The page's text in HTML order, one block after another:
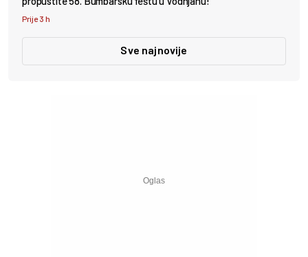
Prije 3 h
Sve najnovije